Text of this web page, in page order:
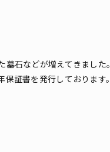
石などが増えてきました。
証書を発行しております。